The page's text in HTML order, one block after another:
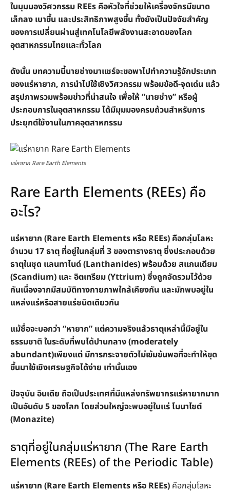
ในมุมมองวิศวกรรม REEs คือหัวใจที่ช่วยให้เครื่องจักรมีขนาด
เล็กลง เบาขึ้น และประสิทธิภาพสูงขึ้น ทั้งยังเป็นปัจจัยสำคัญ
ของการเปลี่ยนผ่านสู่เทคโนโลยีพลังงานสะอาดของโลก
อุตสาหกรรมไทยและทั่วโลก
ดังนั้น บทความนี้นายช่างมาแชร์จะขอพาไปทำความรู้จักประเภท
ของแร่หายาก, การนำไปใช้เชิงวิศวกรรม พร้อมข้อดี-จุดเด่น แล้ว
สรุปภาพรวมพร้อมข่าวที่น่าสนใจ เพื่อให้ “นายช่าง” หรือผู้
ประกอบการในอุตสาหกรรม ได้มีมุมมองครบถ้วนสำหรับการ
ประยุกต์ใช้งานในภาคอุตสาหกรรม
แร่หายาก Rare Earth Elements
Rare Earth Elements (REEs) คือ
อะไร?
แร่หายาก (Rare Earth Elements หรือ REEs) คือกลุ่มโลหะ
จำนวน 17 ธาตุ ที่อยู่ในกลุ่มที่ 3 ของตารางธาตุ ซึ่งประกอบด้วย
ธาตุในชุด แลนทาไนด์ (Lanthanides) พร้อมด้วย สแกนเดียม
(Scandium) และ อิตเทรียม (Yttrium) ซึ่งถูกจัดรวมไว้ด้วย
กันเนื่องจากมีสมบัติทางกายภาพใกล้เคียงกัน และมักพบอยู่ใน
แหล่งแร่หรือสายแร่ชนิดเดียวกัน
แม้ชื่อจะบอกว่า “หายาก” แต่ความจริงแล้วธาตุเหล่านี้มีอยู่ใน
ธรรมชาติ ในระดับที่พบได้ปานกลาง (moderately
abundant)เพียงแต่ มีการกระจายตัวไม่เข้มข้นพอที่จะทำให้ขุด
ขึ้นมาใช้เชิงเศรษฐกิจได้ง่าย เท่านั้นเอง
ปัจจุบัน อินเดีย ถือเป็นประเทศที่มีแหล่งทรัพยากรแร่หายากมาก
เป็นอันดับ 5 ของโลก โดยส่วนใหญ่จะพบอยู่ในแร่ โมนาไซต์
(Monazite)
ธาตุที่อยู่ในกลุ่มแร่หายาก (The Rare Earth
Elements (REEs) of the Periodic Table)
แร่หายาก (Rare Earth Elements หรือ REEs) คือกลุ่มโลหะ